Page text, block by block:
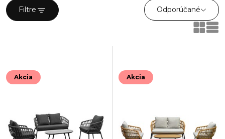
Filtre
Odporúčané
Akcia Akcia